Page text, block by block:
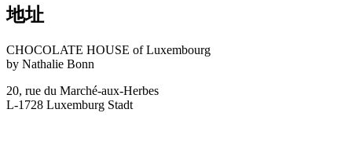
地址
CHOCOLATE HOUSE of Luxembourg
by Nathalie Bonn
20, rue du Marché-aux-Herbes
L-1728 Luxemburg Stadt